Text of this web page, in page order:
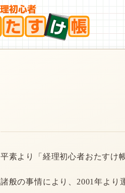
平素より「経理初心者おたすけ
諸般の事情により、2001年より